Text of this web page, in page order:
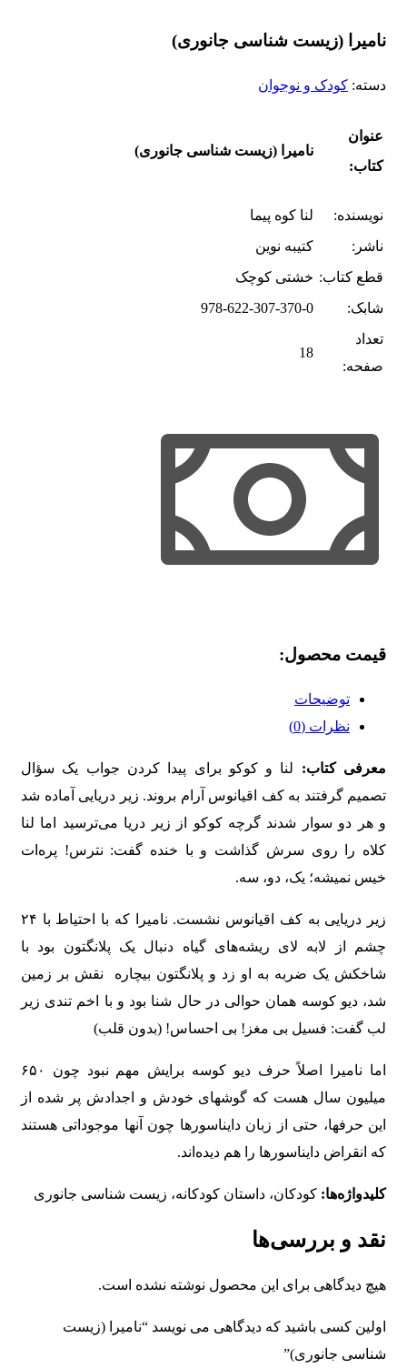
نامیرا (زیست شناسی جانوری)
دسته: کودک و نوجوان
عنوان
کتاب:
نامیرا (زیست شناسی جانوری)
نویسنده:
لنا کوه پیما
ناشر:
کتیبه نوین
قطع کتاب: خشتی کوچک
شابک:
978-622-307-370-0
تعداد
صفحه:
18
قیمت محصول:​
توضیحات
نظرات (0)
معرفی کتاب: لنا و کوکو برای پیدا کردن جواب یک سؤال
تصمیم گرفتند به کف اقیانوس آرام بروند. زیر دریایی آماده شد
و هر دو سوار شدند گرچه کوکو از زیر دریا می‌ترسید اما لنا
کلاه را روی سرش گذاشت و با خنده گفت: نترس! پره‌ات
خیس نمیشه؛ یک، دو، سه.
زیر دریایی به کف اقیانوس نشست. نامیرا که با احتیاط با ۲۴
چشم از لابه لای ریشه‌های گیاه دنبال یک پلانگتون بود با
شاخکش یک ضربه به او زد و پلانگتون بیچاره نقش بر زمین
شد، دیو کوسه همان حوالی در حال شنا بود و با اخم تندی زیر
لب گفت: فسیل بی مغز! بی احساس! (بدون قلب)
اما نامیرا اصلاً حرف دیو کوسه برایش مهم نبود چون ۶۵۰
میلیون سال هست که گوشهای خودش و اجدادش پر شده از
این حرفها، حتی از زبان دایناسورها چون آنها موجوداتی هستند
که انقراض دایناسورها را هم دیده‌اند.
کلیدواژه‌ها: کودکان، داستان کودکانه، زیست شناسی جانوری
نقد و بررسی‌ها
هیچ دیدگاهی برای این محصول نوشته نشده است.
اولین کسی باشید که دیدگاهی می نویسد “نامیرا (زیست
شناسی جانوری)”